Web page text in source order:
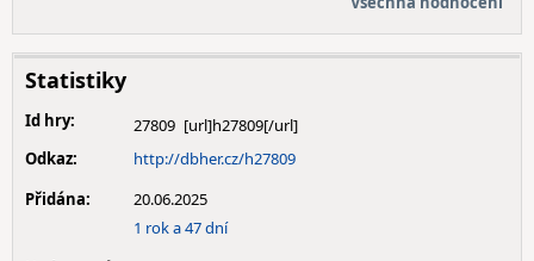
Statistiky
Id hry:
27809
Odkaz:
http://dbher.cz/h27809
Přidána:
20.06.2025
1 rok a 47 dní